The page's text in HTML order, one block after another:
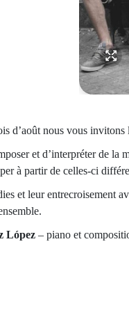
d’août nous vous
et d’interpréter de
à partir de celles-ci
et leur entrecroisement
López – piano et